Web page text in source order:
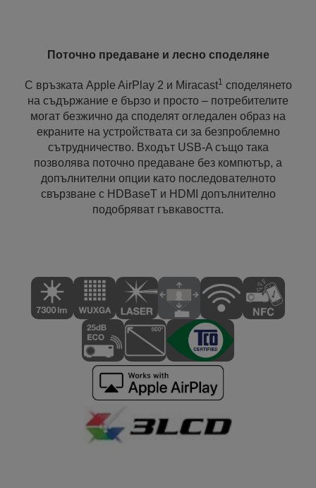
Поточно предаване и лесно споделяне
С връзката Apple AirPlay 2 и Miracast1 споделянето
на съдържание е бързо и просто – потребителите
могат безжично да споделят огледален образ на
екраните на устройствата си за безпроблемно
сътрудничество. Входът USB-A също така
позволява поточно предаване без компютър, а
допълнителни опции като последователното
свързване с HDBaseT и HDMI допълнително
подобряват гъвкавостта.